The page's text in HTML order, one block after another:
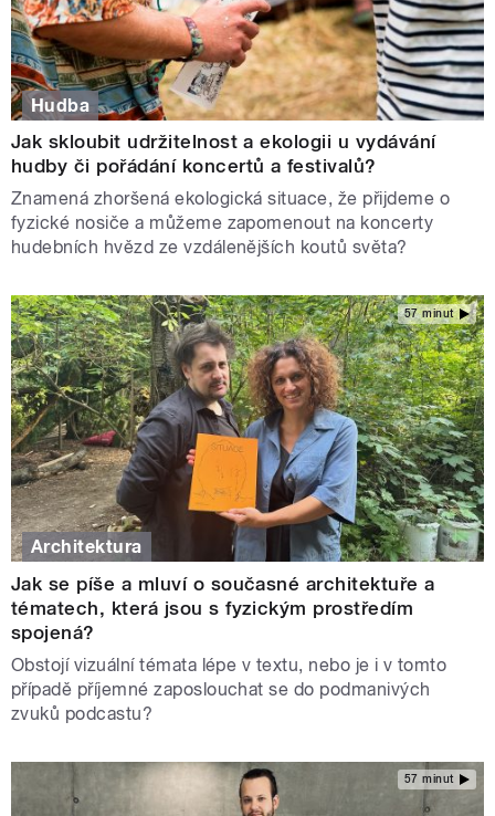
Hudba
Jak skloubit udržitelnost a ekologii u vydávání
hudby či pořádání koncertů a festivalů?
Znamená zhoršená ekologická situace, že přijdeme o
fyzické nosiče a můžeme zapomenout na koncerty
hudebních hvězd ze vzdálenějších koutů světa?
57 minut
Architektura
Jak se píše a mluví o současné architektuře a
tématech, která jsou s fyzickým prostředím
spojená?
Obstojí vizuální témata lépe v textu, nebo je i v tomto
případě příjemné zaposlouchat se do podmanivých
zvuků podcastu?
57 minut